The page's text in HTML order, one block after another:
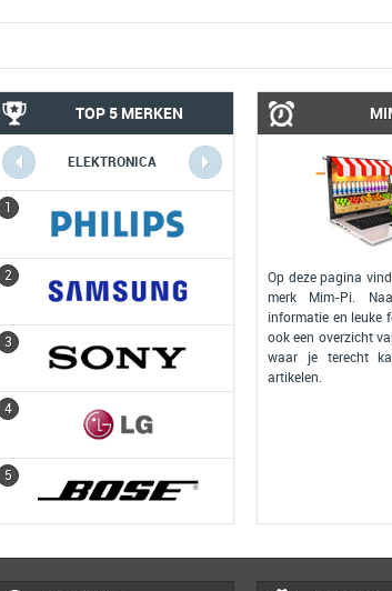
TOP 5 MERKEN
ELEKTRONICA
1
2
3
4
5
COMPUTERS
Op deze pagina
merk Mim-Pi.
informatie en leuke
ook een overzicht
waar je terecht
artikelen.